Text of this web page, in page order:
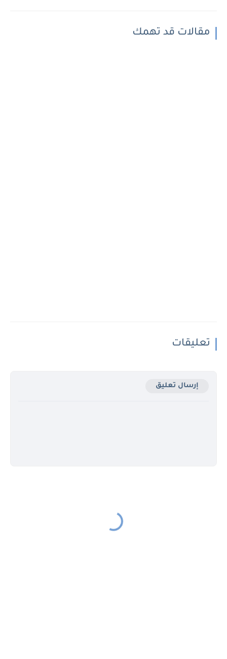
مقالات قد تهمك
تعليقات
إرسال تعليق